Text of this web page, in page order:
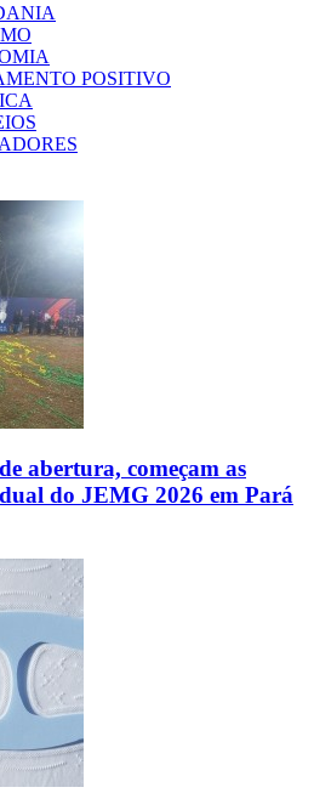
POSITIVO
abertura, começam as
do JEMG 2026 em Pará